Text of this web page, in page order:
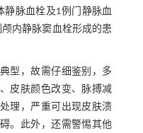
静脉血栓及1例门静脉血
内静脉窦血栓形成的患
型，故需仔细鉴别，多
皮肤颜色改变、脉搏减
理，严重可出现皮肤溃
。此外，还需警惕其他